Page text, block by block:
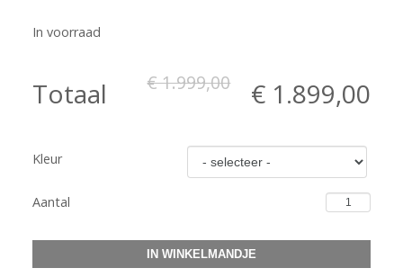
In voorraad
Totaal € 1.999,00 € 1.899,00
Kleur
Aantal